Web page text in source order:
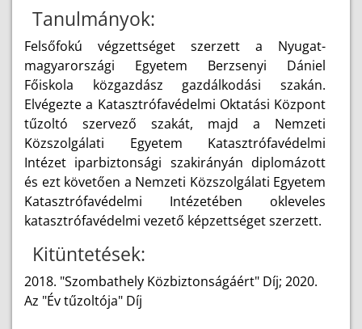
Tanulmányok:
Felsőfokú végzettséget szerzett a Nyugat-
magyarországi Egyetem Berzsenyi Dániel
Főiskola közgazdász gazdálkodási szakán.
Elvégezte a Katasztrófavédelmi Oktatási Központ
tűzoltó szervező szakát, majd a Nemzeti
Közszolgálati Egyetem Katasztrófavédelmi
Intézet iparbiztonsági szakirányán diplomázott
és ezt követően a Nemzeti Közszolgálati Egyetem
Katasztrófavédelmi Intézetében okleveles
katasztrófavédelmi vezető képzettséget szerzett.
Kitüntetések:
2018. "Szombathely Közbiztonságáért" Díj; 2020.
Az "Év tűzoltója" Díj